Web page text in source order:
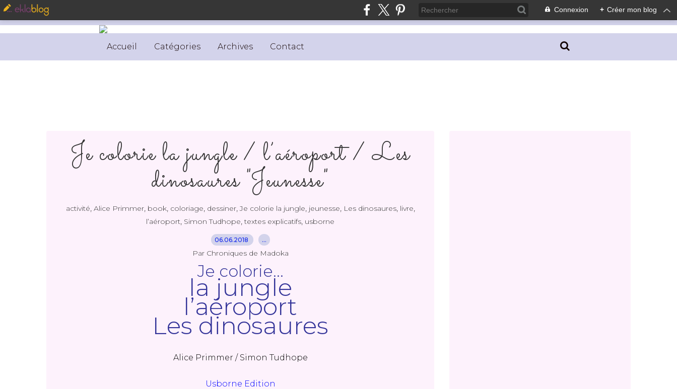
Connexion + Créer mon blog
Accueil Catégories Archives Contact
Je colorie la jungle / l’aéroport / Les
dinosaures "Jeunesse"
activité, Alice Primmer, book, coloriage, dessiner,Je colorie la jungle, jeunesse, Les dinosaures, livre,
l’aéroport, Simon Tudhope,textes explicatifs, usborne
06.06.2018 …
Par Chroniques de Madoka
Je colorie...
la jungle
l’aéroport
Les dinosaures
Alice Primmer / Simon Tudhope
Usborne Edition